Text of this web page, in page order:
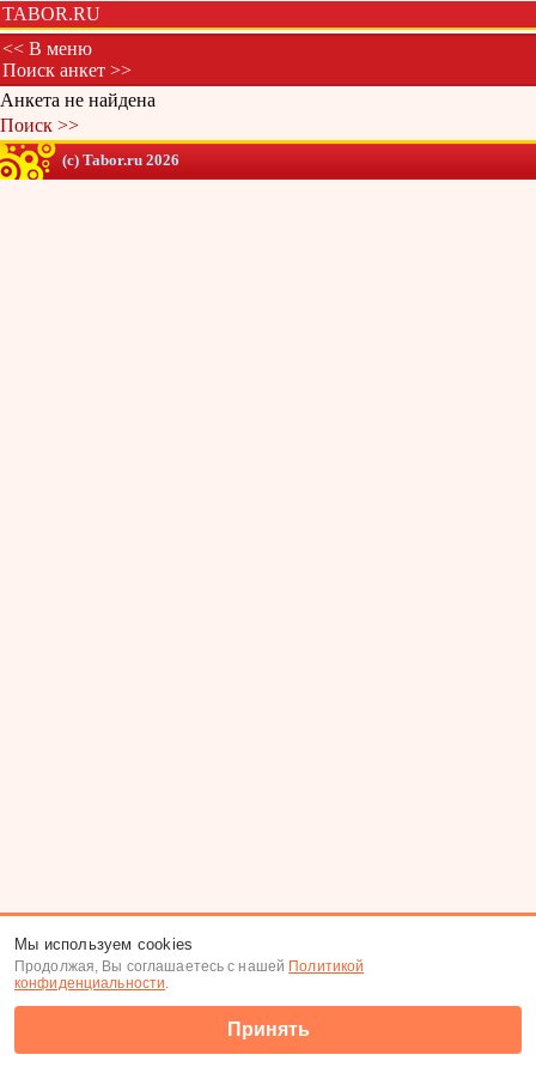
TABOR.RU
<< В меню
Поиск анкет >>
Анкета не найдена
Поиск >>
(c) Tabor.ru 2026
Мы используем cookies
Продолжая, Вы соглашаетесь с нашей Политикой
конфиденциальности.
Принять